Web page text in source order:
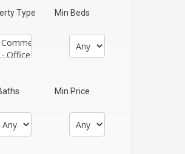
Type Min Beds
Min Price